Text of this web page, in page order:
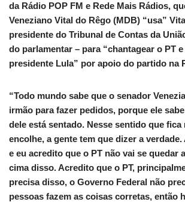
da Rádio POP FM e Rede Mais Rádios,
Veneziano Vital do Rêgo (MDB) “usa”
presidente do Tribunal de Contas da
do parlamentar – para “chantagear o PT
presidente Lula” por apoio do partido na
“Todo mundo sabe que o senador
irmão para fazer pedidos, porque ele
dele está sentado. Nesse sentido que fica
encolhe, a gente tem que dizer a verdade.
e eu acredito que o PT não vai se quedar
cima disso. Acredito que o PT,
precisa disso, o Governo Federal não
pessoas fazem as coisas corretas, então